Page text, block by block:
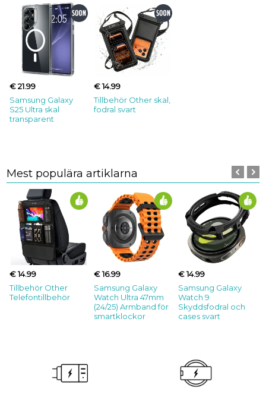
€ 21.99
Samsung Galaxy
S25 Ultra skal
transparent
€ 14.99
Tillbehör Other skal,
fodral svart
Mest populära artiklarna
€ 14.99
Tillbehör Other
Telefontillbehör
€ 16.99
Samsung Galaxy
Watch Ultra 47mm
(24/25) Armband för
smartklockor
€ 14.99
Samsung Galaxy
Watch 9
Skyddsfodral och
cases svart